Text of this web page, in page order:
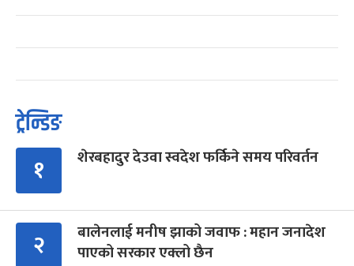
ट्रेन्डिङ
१ शेरबहादुर देउवा स्वदेश फर्किने समय परिवर्तन
२
बालेनलाई मनीष झाको जवाफ : महान जनादेश
पाएको सरकार एक्लो छैन